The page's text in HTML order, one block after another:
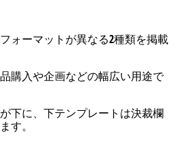
ォーマットが異なる2種類を掲載
購入や企画などの幅広い用途で
下に、下テンプレートは決裁欄
す。